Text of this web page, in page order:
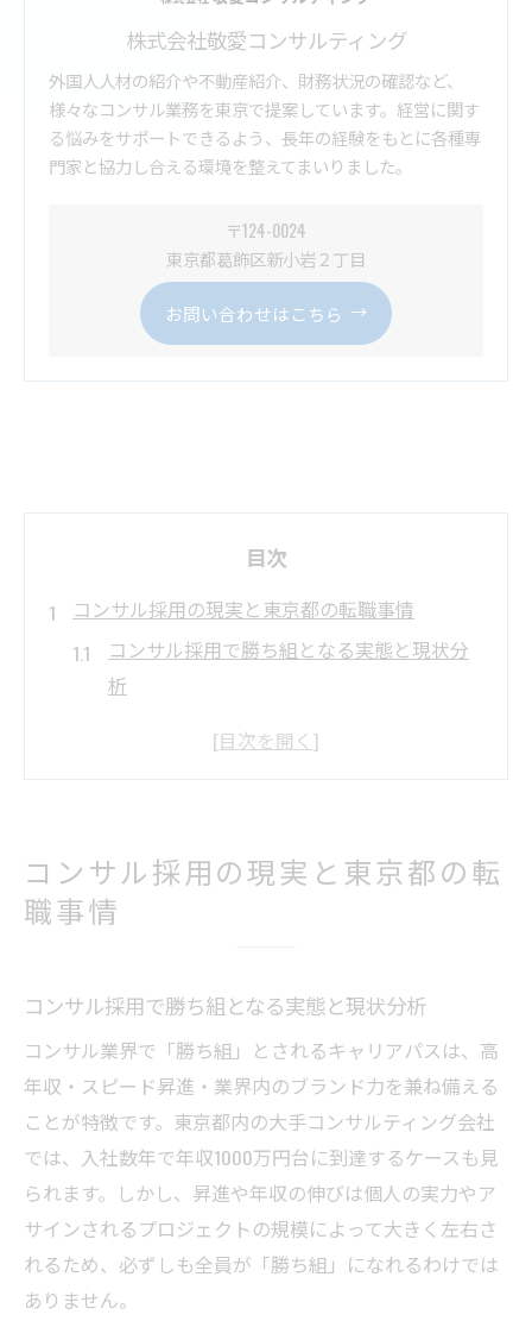
株式会社敬愛コンサルティング
外国人人材の紹介や不動産紹介、財務状況の確認など、
様々なコンサル業務を東京で提案しています。経営に関す
る悩みをサポートできるよう、長年の経験をもとに各種専
門家と協力し合える環境を整えてまいりました。
〒124-0024
東京都葛飾区新小岩２丁目
お問い合わせはこちら
目次
コンサル採用の現実と東京都の転職事情
コンサル採用で勝ち組となる実態と現状分
析
コンサル採用が人気の理由と人材確保の課
題
東京都でコンサルとしてキャリアを磨く方
法
コンサルティング会社の選び方と業界序列
の見方
コンサル業界で勝ち組を目指すキャリア形
成術
コンサル採用の現実と東京都の転
職事情
コンサル採用で勝ち組となる実態と現状分析
コンサル業界で「勝ち組」とされるキャリアパスは、高
年収・スピード昇進・業界内のブランド力を兼ね備える
ことが特徴です。東京都内の大手コンサルティング会社
では、入社数年で年収1000万円台に到達するケースも見
られます。しかし、昇進や年収の伸びは個人の実力やア
サインされるプロジェクトの規模によって大きく左右さ
れるため、必ずしも全員が「勝ち組」になれるわけでは
ありません。